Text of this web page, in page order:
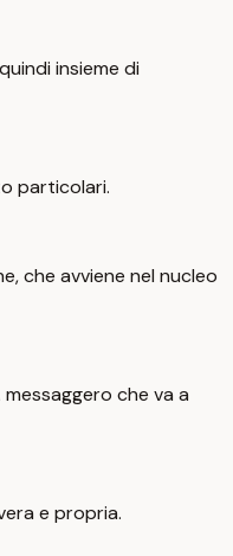
insieme di
particolari.
che avviene nel nucleo
che va a
e propria.